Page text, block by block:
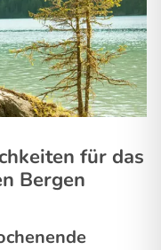
für das
Bergen